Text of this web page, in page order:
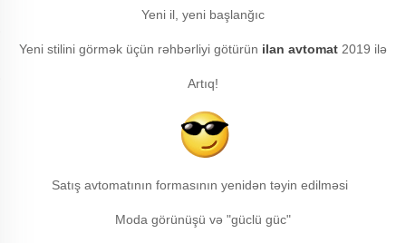
Yeni il, yeni başlanğıc
Yeni stilini görmək üçün rəhbərliyi götürün ilan avtomat 2019 ilə
Artıq!
Satış avtomatının formasının yenidən təyin edilməsi
Moda görünüşü və "güclü güc"